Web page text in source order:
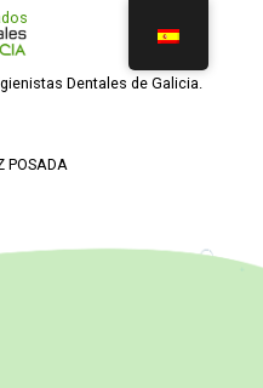
Dentales de Galicia.
POSADA